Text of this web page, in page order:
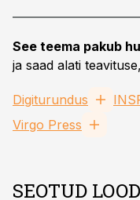
See teema pakub
ja saad alati
Digiturundus
Virgo Press
SEOTUD LOOD